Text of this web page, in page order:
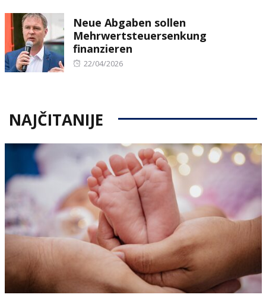
Neue Abgaben sollen
Mehrwertsteuersenkung
finanzieren
Posted
22/04/2026
NAJČITANIJE